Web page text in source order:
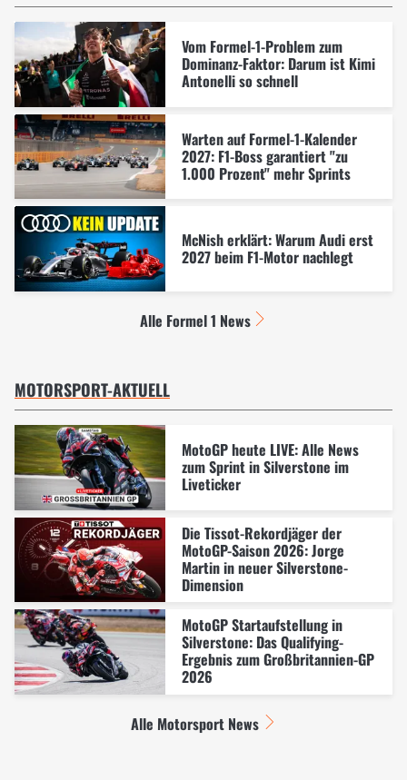
Vom Formel-1-Problem zum
Dominanz-Faktor: Darum ist Kimi
Antonelli so schnell
Warten auf Formel-1-Kalender
2027: F1-Boss garantiert "zu
1.000 Prozent" mehr Sprints
McNish erklärt: Warum Audi erst
2027 beim F1-Motor nachlegt
Alle Formel 1 News
MOTORSPORT-AKTUELL
MotoGP heute LIVE: Alle News
zum Sprint in Silverstone im
Liveticker
Die Tissot-Rekordjäger der
MotoGP-Saison 2026: Jorge
Martin in neuer Silverstone-
Dimension
MotoGP Startaufstellung in
Silverstone: Das Qualifying-
Ergebnis zum Großbritannien-GP
2026
Alle Motorsport News